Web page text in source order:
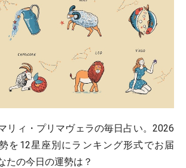
リィ・プリマヴェラの毎日占い。2026
を12星座別にランキング形式でお届
たの今日の運勢は？